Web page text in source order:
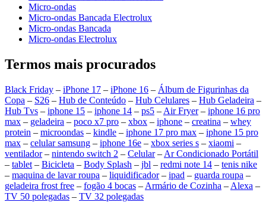
Micro-ondas
Micro-ondas Bancada Electrolux
Micro-ondas Bancada
Micro-ondas Electrolux
Termos mais procurados
Black Friday – iPhone 17 – iPhone 16 – Álbum de Figurinhas da
Copa – S26 – Hub de Conteúdo – Hub Celulares – Hub Geladeira –
Hub Tvs – iphone 15 – iphone 14 – ps5 – Air Fryer– iphone 16 pro
max – geladeira – poco x7 pro – xbox – iphone – creatina – whey
protein – microondas – kindle – iphone 17 pro max – iphone 15 pro
max – celular samsung – iphone 16e – xbox series s – xiaomi –
ventilador– nintendo switch 2 – Celular– Ar Condicionado Portátil
– tablet – Bicicleta – Body Splash – jbl – redmi note 14 – tenis nike
– maquina de lavar roupa – liquidificador– ipad – guarda roupa –
geladeira frost free – fogão 4 bocas – Armário de Cozinha – Alexa –
TV 50 polegadas – TV 32 polegadas